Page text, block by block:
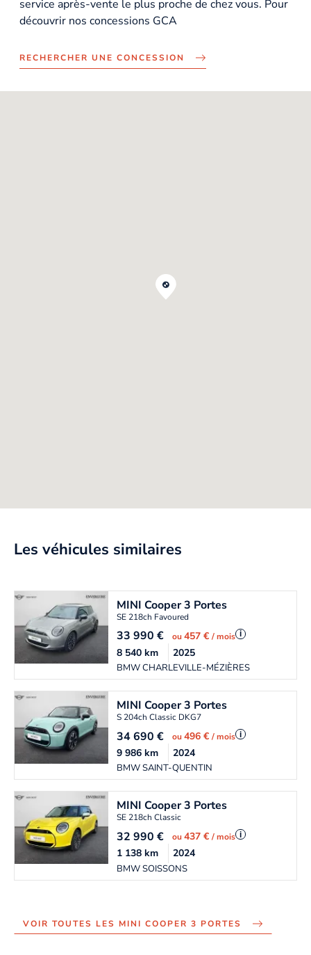
service après-vente le plus proche de chez vous. Pour
découvrir nos concessions GCA
RECHERCHER UNE CONCESSION
Les véhicules similaires
MINICooper 3 Portes
SE 218ch Favoured
33 990€ ou457 €/ mois i
BMW CHARLEVILLE-MÉZIÈRES
8 540km 2025
MINICooper 3 Portes
S 204ch Classic DKG7
34 690€ ou496 €/ mois i
BMW SAINT-QUENTIN
9 986km 2024
MINICooper 3 Portes
SE 218ch Classic
32 990€ ou437 €/ mois i
BMW SOISSONS
1 138km 2024
VOIR TOUTES LES MINI COOPER 3 PORTES